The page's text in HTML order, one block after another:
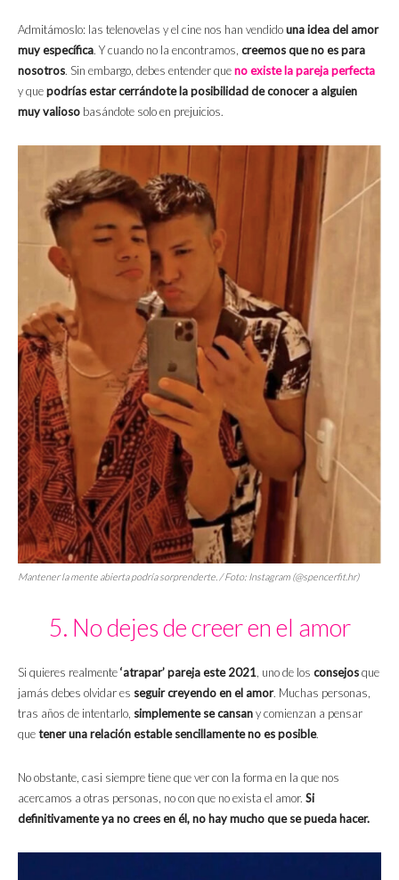
Admitámoslo: las telenovelas y el cine nos han vendidouna idea del amor
muy específica. Y cuando no la encontramos, creemos que no es para
nosotros. Sin embargo, debes entender queno existe la pareja perfecta
y quepodrías estar cerrándote la posibilidad de conocer a alguien
muy valioso basándote solo en prejuicios.
Mantener la mente abierta podría sorprenderte. / Foto: Instagram (@spencerfit.hr)
5. No dejes de creer en el amor
Si quieres realmente‘atrapar’ pareja este 2021 , uno de los consejosque
jamás debes olvidar es seguir creyendo en el amor. Muchas personas,
tras años de intentarlo, simplemente se cansany comienzan a pensar
quetener una relación estable sencillamente no es posible.
No obstante, casi siempre tiene que ver con la forma en la que nos
acercamos a otras personas, no con que no exista el amor. Si
definitivamente ya no crees en él, no hay mucho que se pueda hacer.